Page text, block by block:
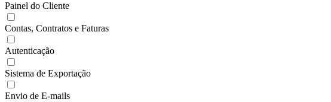
Painel do Cliente
Contas, Contratos e Faturas
Autenticação
Sistema de Exportação
Envio de E-mails